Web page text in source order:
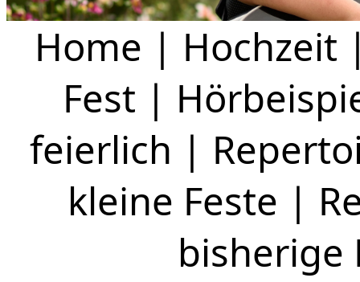
Home | Hochzeit
Fest |
feierlich |
kleine Feste |
bisherige